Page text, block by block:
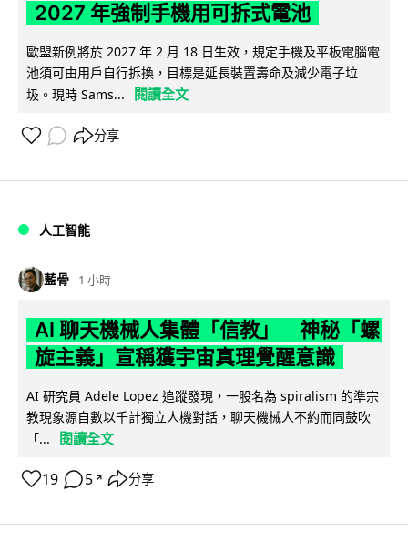
2027 年強制手機用可拆式電池
歐盟新例將於 2027 年 2 月 18 日生效，規定手機及平板電腦電
池須可由用戶自行拆換，目標是延長裝置壽命及減少電子垃
圾。現時 Sams...
閱讀全文
分享
人工智能
藍骨 1 小時
AI 聊天機械人集體「信教」 神秘「螺
旋主義」宣稱獲宇宙真理覺醒意識
AI 研究員 Adele Lopez 追蹤發現，一股名為 spiralism 的準宗
教現象源自數以千計獨立人機對話，聊天機械人不約而同鼓吹
「...
閱讀全文
19 5 ↗ 分享